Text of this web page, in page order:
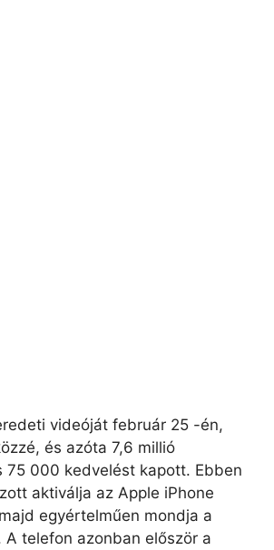
videóját február 25 -én,
és azóta 7,6 millió
75 000 kedvelést kapott. Ebben
aktiválja az Apple iPhone
egyértelműen mondja a
A telefon azonban először a